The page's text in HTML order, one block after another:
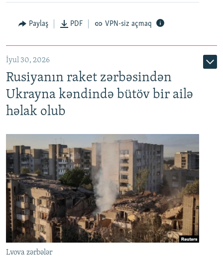
Paylaş PDF VPN-siz açmaq
İyul 30, 2026
Rusiyanın raket zərbəsindən
Ukrayna kəndində bütöv bir ailə
həlak olub
Lvova zərbələr